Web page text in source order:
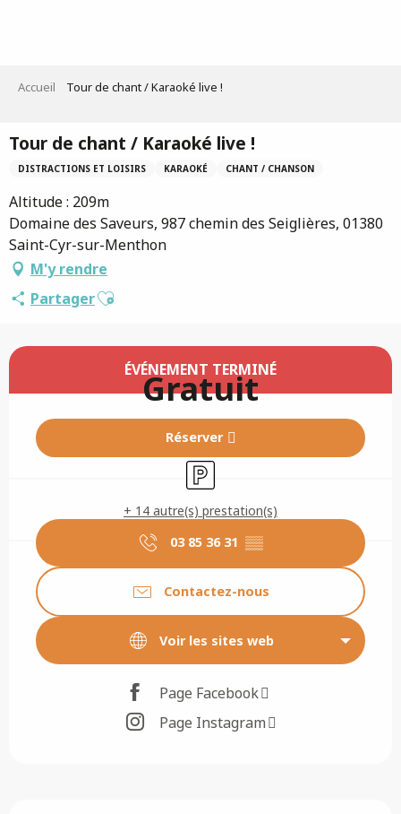
Accueil Tour de chant / Karaoké live !
Tour de chant / Karaoké live !
DISTRACTIONS ET LOISIRS KARAOKÉ CHANT / CHANSON
Altitude : 209m
Domaine des Saveurs, 987 chemin des Seiglières, 01380
Saint-Cyr-sur-Menthon
M'y rendre
PartagerAjouter aux favoris
Ouverture et coordonnées
ÉVÉNEMENT TERMINÉ
Gratuit
Réserver
Parking
+ 14 autre(s) prestation(s)
03 85 36 31 ▒▒
Contactez-nous
Voir les sites web
Page Facebook
Page Instagram